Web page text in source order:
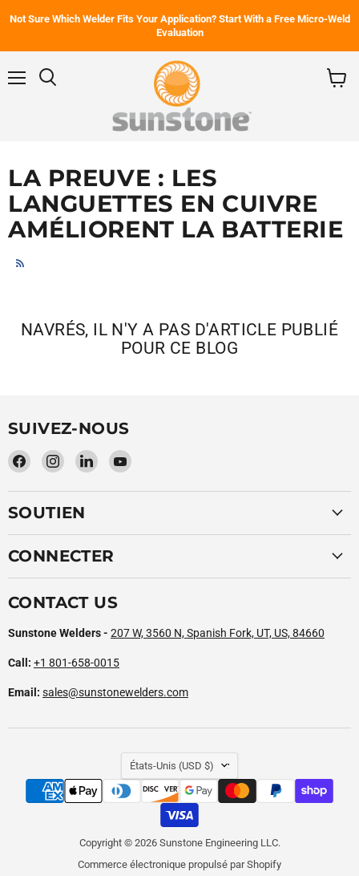
Not Sure Which Welder Fits Your Application? Start With a Free Micro-Weld
Evaluation
LA PREUVE : LES
LANGUETTES EN CUIVRE
AMÉLIORENT LA BATTERIE
NAVRÉS, IL N'Y A PAS D'ARTICLE PUBLIÉ
POUR CE BLOG
SUIVEZ-NOUS
Trouvez-
nous
sur
Facebook
Trouvez-
nous
sur
Instagram
Trouvez-
nous
sur
Trouvez-
sur
SOUTIEN
CONNECTER
CONTACT US
Sunstone Welders - 207 W, 3560 N, Spanish Fork, UT, US, 84660
Call: +1 801-658-0015
Email: sales@sunstonewelders.com
PAYS
États-Unis (USD $)
Copyright © 2026 Sunstone Engineering LLC.
Commerce électronique propulsé par Shopify